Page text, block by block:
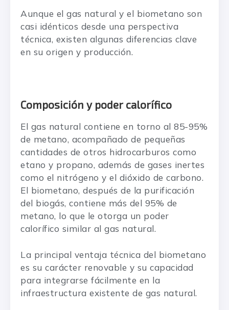
Aunque el gas natural y el biometano son
casi idénticos desde una perspectiva
técnica, existen algunas diferencias clave
en su origen y producción.
Composición y poder calorífico
El gas natural contiene en torno al 85-95%
de metano, acompañado de pequeñas
cantidades de otros hidrocarburos como
etano y propano, además de gases inertes
como el nitrógeno y el dióxido de carbono.
El biometano, después de la purificación
del biogás, contiene más del 95% de
metano, lo que le otorga un poder
calorífico similar al gas natural.
La principal ventaja técnica del biometano
es su carácter renovable y su capacidad
para integrarse fácilmente en la
infraestructura existente de gas natural.